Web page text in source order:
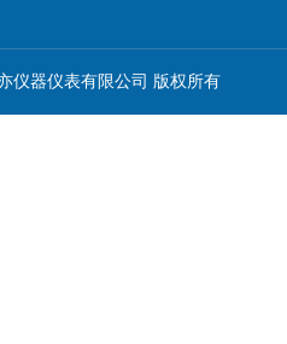
仪器仪表有限公司 版权所有